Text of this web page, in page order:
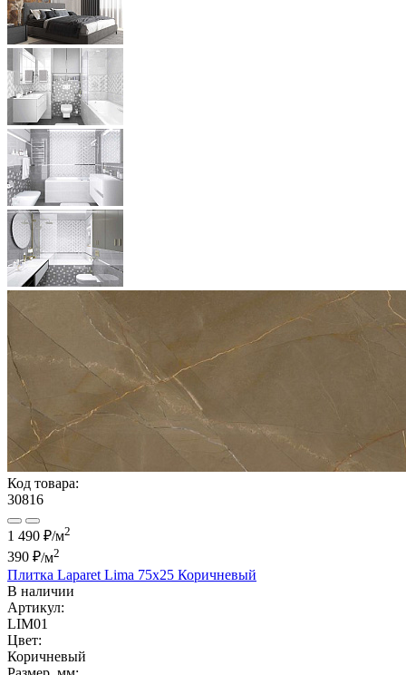
Код товара:
30816
1 490 ₽/м2
390 ₽/м2
Плитка Laparet Lima 75x25 Коричневый
В наличии
Артикул:
LIM01
Цвет:
Коричневый